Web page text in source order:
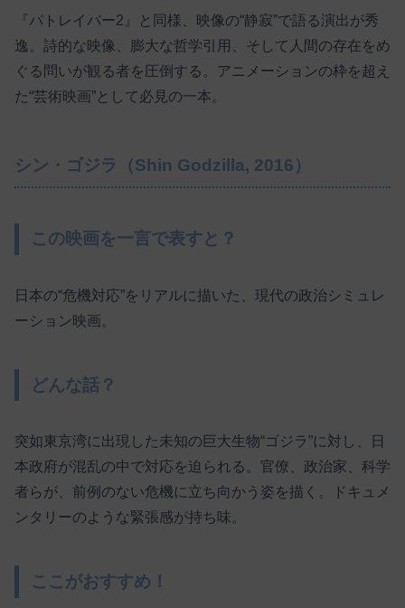
『パトレイバー2』と同様、映像の“静寂”で語る演出が秀
逸。詩的な映像、膨大な哲学引用、そして人間の存在をめ
ぐる問いが観る者を圧倒する。アニメーションの枠を超え
た“芸術映画”として必見の一本。
シン・ゴジラ（Shin Godzilla, 2016）
この映画を一言で表すと？
日本の“危機対応”をリアルに描いた、現代の政治シミュレ
ーション映画。
どんな話？
突如東京湾に出現した未知の巨大生物“ゴジラ”に対し、日
本政府が混乱の中で対応を迫られる。官僚、政治家、科学
者らが、前例のない危機に立ち向かう姿を描く。ドキュメ
ンタリーのような緊張感が持ち味。
ここがおすすめ！